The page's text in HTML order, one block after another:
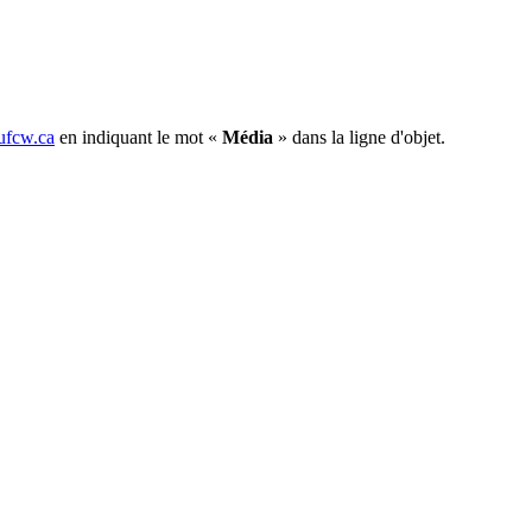
en indiquant le mot « Média » dans la ligne d'objet.